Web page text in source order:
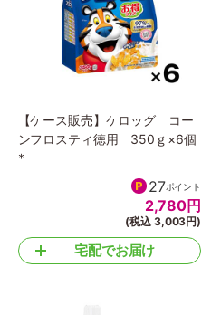
【ケース販売】ケロッグ コー
ンフロスティ徳用 350ｇ×6個
*
27ポイント
2,780円
(税込 3,003円)
宅配でお届け